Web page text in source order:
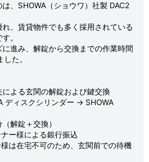
、SHOWA（ショウワ）社製 DAC2
、賃貸物件でも多く採用されている
。
進み、解錠から交換までの作業時間
た。
よる玄関の解錠および鍵交換
ディスクシリンダー → SHOWA
解錠＋交換）
ー様による銀行振込
は在宅不可のため、玄関前での待機